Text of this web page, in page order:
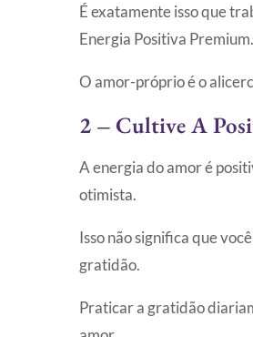
É exatamente isso que
Energia Positiva Premium.
O amor-próprio é o
2 – Cultive A
A energia do amor é
otimista.
Isso não significa que
gratidão.
Praticar a gratidão